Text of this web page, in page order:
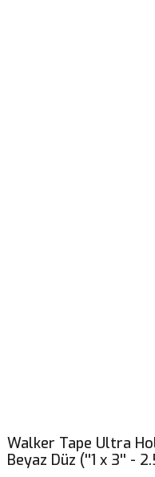
Walker Tape Ultra
Beyaz Düz (''1 x 3'' -